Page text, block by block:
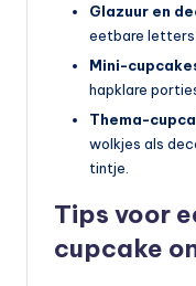
Glazuur en
eetbare letters
Mini-
hapklare
Thema-
wolkjes als
tintje.
Tips voor
cupcake